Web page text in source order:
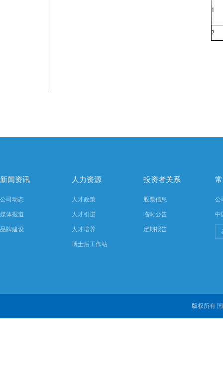
1
2
新闻资讯
公司动态
媒体报道
品牌建设
人力资源
人才政策
人才引进
人才培养
博士后工作站
投资者关系
股票信息
临时公告
定期报告
公
中
版权所有